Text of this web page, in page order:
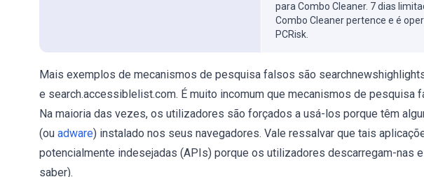
para Combo Cleaner. 7 dias
Combo Cleaner pertence e é
PCRisk.
Mais exemplos de mecanismos de pesquisa falsos são
e search.accessiblelist.com. É muito incomum que mecanismos de pesquisa
Na maioria das vezes, os utilizadores são forçados a usá-los porque têm
(ou adware) instalado nos seus navegadores. Vale ressalvar que tais
potencialmente indesejadas (APIs) porque os utilizadores descarregam-nas
saber).